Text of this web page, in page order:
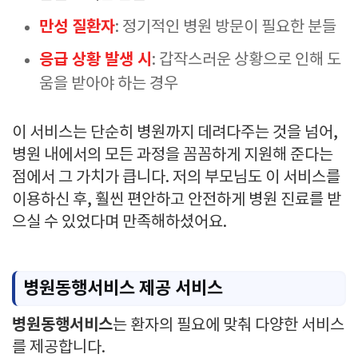
만성 질환자: 정기적인 병원 방문이 필요한 분들
응급 상황 발생 시 : 갑작스러운 상황으로 인해 도
움을 받아야 하는 경우
이 서비스는 단순히 병원까지 데려다주는 것을 넘어,
병원 내에서의 모든 과정을 꼼꼼하게 지원해 준다는
점에서 그 가치가 큽니다. 저의 부모님도 이 서비스를
이용하신 후, 훨씬 편안하고 안전하게 병원 진료를 받
으실 수 있었다며 만족해하셨어요.
병원동행서비스 제공 서비스
병원동행서비스는 환자의 필요에 맞춰 다양한 서비스
를 제공합니다.